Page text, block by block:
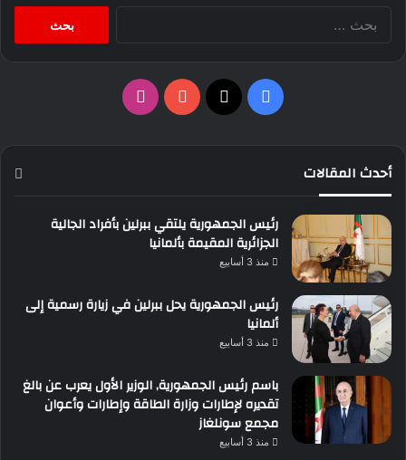
فيسبوك ‫YouTubeانستقرام
أحدث المقالات
رئيس الجمهورية يلتقي ببرلين بأفراد الجالية
الجزائرية المقيمة بألمانيا
منذ 3 أسابيع
رئيس الجمهورية يحل ببرلين في زيارة رسمية إلى
ألمانيا
منذ 3 أسابيع
باسم رئيس الجمهورية, الوزير الأول يعرب عن بالغ
تقديره لإطارات وزارة الطاقة وإطارات وأعوان
مجمع سونلغاز
منذ 3 أسابيع